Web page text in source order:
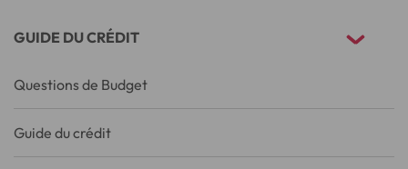
GUIDE DU CRÉDIT
Questions de Budget
Guide du crédit